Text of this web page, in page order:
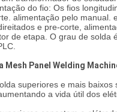
do fio: Os fios
alimentação pelo manual.
e pre-corte,
de etapa. O grau de solda
Mesh Panel Welding
superiores e mais baixos
a vida útil dos